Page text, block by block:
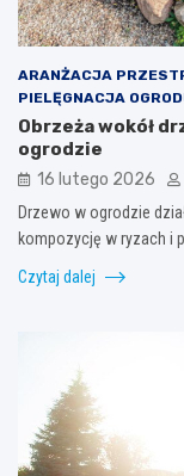
ARANŻACJA
PIELĘGNACJA
Obrzeża wokół
ogrodzie
16 lutego 2026
Drzewo w ogrodzie
kompozycję w ryzach i
Czytaj dalej